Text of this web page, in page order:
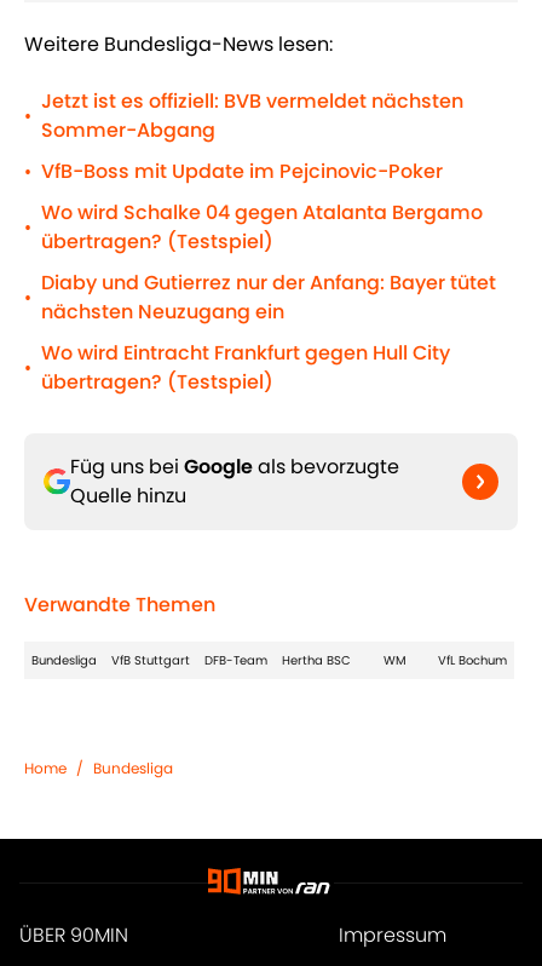
Weitere Bundesliga-News lesen:
•
Jetzt ist es offiziell: BVB vermeldet nächsten
Sommer-Abgang
• VfB-Boss mit Update im Pejcinovic-Poker
•
Wo wird Schalke 04 gegen Atalanta Bergamo
übertragen? (Testspiel)
•
Diaby und Gutierrez nur der Anfang: Bayer tütet
nächsten Neuzugang ein
•
Wo wird Eintracht Frankfurt gegen Hull City
übertragen? (Testspiel)
Füg uns bei Googleals bevorzugte
Quelle hinzu
Verwandte Themen
Bundesliga VfB Stuttgart DFB-Team Hertha BSC WM VfL Bochum
Home / Bundesliga
ÜBER 90MIN
Impressum